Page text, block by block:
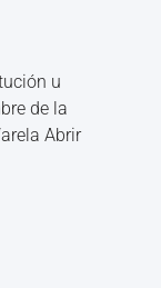
u
de la
Abrir